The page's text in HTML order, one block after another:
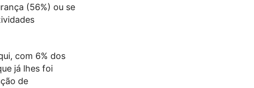
(56%) ou se
com 6% dos
já lhes foi
de